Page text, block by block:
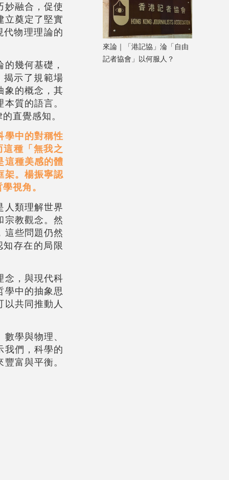
妙融合，促使
立奠定了堅實
物理理論的
幾何基礎，
示了規範場
象的概念，其
質的語言。
直覺感知。
學中的對稱性
種「無我之
這種美感的體
架。楊振寧認
視角。
人類理解世界
宗教觀念。然
這些問題仍然
存在的局限
念，與現代科
學中的抽象思
共同推動人
學與物理、
我們，科學的
富與平衡。
來論｜「港記協」淪「自由
記者協會」以何服人？